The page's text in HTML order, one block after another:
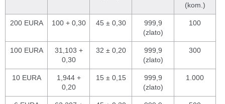
(kom.)
200 EURA 100 + 0,30 45 ± 0,30
999,9
(zlato)
100
100 EURA
31,103 +
0,30
32 ± 0,20
999,9
(zlato)
300
10 EURA
1,944 +
0,20
15 ± 0,15
999,9
(zlato)
1.000